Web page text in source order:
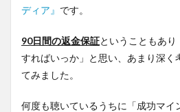
ディア』 です。
90日間の返金保証ということもあ
すればいっか」と思い、あまり深く
てみました。
何度も聴いているうちに「成功マイ